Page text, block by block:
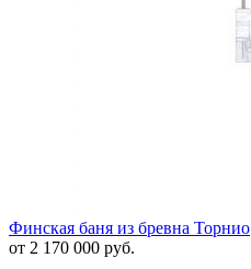
Финская баня из бревна Торнио
от 2 170 000 руб.